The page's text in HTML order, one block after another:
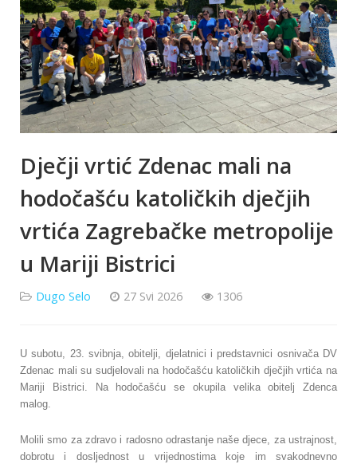
Dječji vrtić Zdenac mali na
hodočašću katoličkih dječjih
vrtića Zagrebačke metropolije
u Mariji Bistrici
Dugo Selo 27 Svi 2026 1306
U subotu, 23. svibnja, obitelji, djelatnici i predstavnici osnivača DV
Zdenac mali su sudjelovali na hodočašću katoličkih dječjih vrtića na
Mariji Bistrici.
Na hodočašću se okupila velika obitelj Zdenca
malog.
Molili smo za zdravo i radosno odrastanje naše djece, za ustrajnost,
dobrotu i dosljednost u vrijednostima koje im svakodnevno